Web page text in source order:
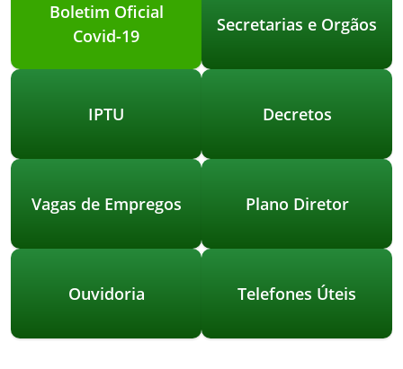
Boletim Oficial
Covid-19
Secretarias e Orgãos
IPTU Decretos
Vagas de Empregos Plano Diretor
Ouvidoria Telefones Úteis